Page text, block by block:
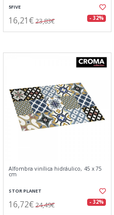
5FIVE
16,21€ 23,83€ - 32%
Alfombra vinílica hidráulico, 45 x 75
cm
STOR PLANET
16,72€ 24,49€ - 32%